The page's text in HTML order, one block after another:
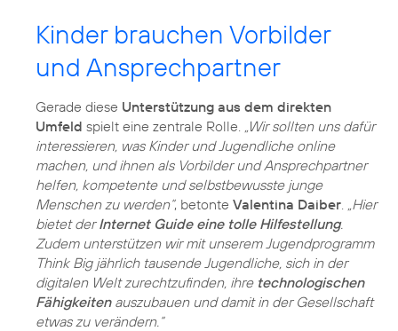
Kinder brauchen Vorbilder
und Ansprechpartner
Gerade diese Unterstützung aus dem direkten
Umfeld spielt eine zentrale Rolle.
„Wir sollten uns dafür
interessieren, was Kinder und Jugendliche online
machen, und ihnen als Vorbilder und Ansprechpartner
helfen, kompetente und selbstbewusste junge
Menschen zu werden“, betonte Valentina Daiber
„Hier
bietet derInternet Guide eine tolle Hilfestellung.
Zudem unterstützen wir mit unserem Jugendprogramm
Think Big jährlich tausende Jugendliche, sich in der
digitalen Welt zurechtzufinden, ihre technologischen
Fähigkeiten auszubauen und damit in der Gesellschaft
etwas zu verändern.“